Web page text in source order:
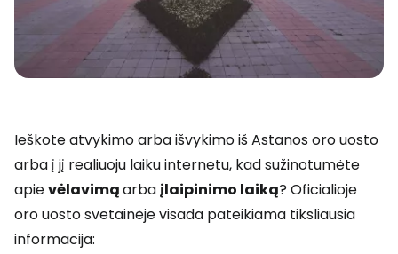
Ieškote atvykimo arba išvykimo iš Astanos oro uosto
arba į jį realiuoju laiku internetu, kad sužinotumėte
apievėlavimąarbaįlaipinimo laiką? Oficialioje
oro uosto svetainėje visada pateikiama tiksliausia
informacija: